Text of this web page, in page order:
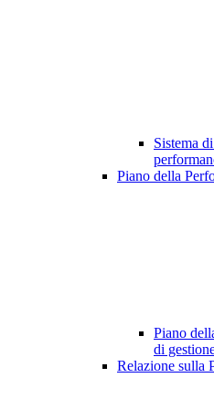
Sistema
Piano della
Piano
di
Relazione sulla